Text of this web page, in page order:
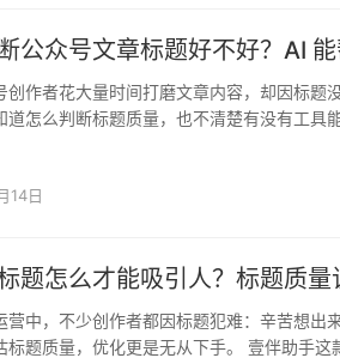
公众号文章标题好不好？AI 能
创作者花大量时间打磨文章内容，却因标题
道怎么判断标题质量，也不清楚有没有工具
14日
题怎么才能吸引人？标题质量
营中，不少创作者都因标题犯难：辛苦想出
标题质量，优化更是无从下手。 壹伴助手这